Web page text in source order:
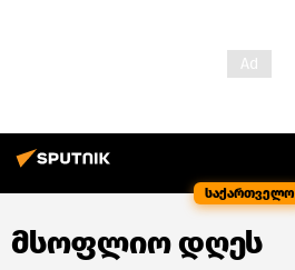
საქართველო
მსოფლიო დღეს